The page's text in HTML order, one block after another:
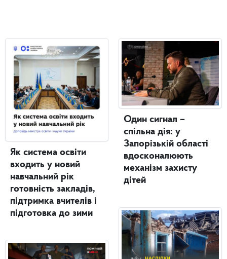
Як система освіти
входить у новий
навчальний рік
готовність закладів,
підтримка вчителів і
підготовка до зими
Один сигнал –
спільна дія: у
Запорізькій області
вдосконалюють
механізм захисту
дітей